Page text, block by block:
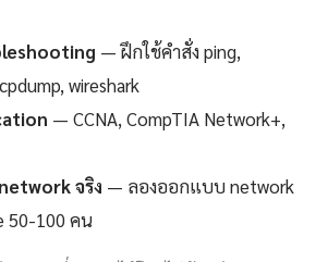
— ฝึกใช้คำสั่ง ping,
wireshark
— CCNA, CompTIA Network+,
จริง — ลองออกแบบ network
50-100 คน